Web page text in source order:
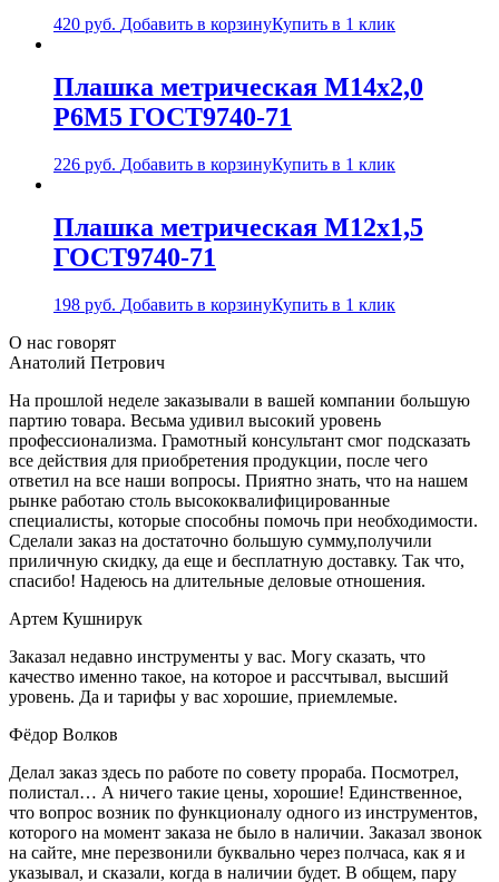
420 руб. Добавить в корзинуКупить в 1 клик
Плашка метрическая М14х2,0
Р6М5 ГОСТ9740-71
226 руб. Добавить в корзинуКупить в 1 клик
Плашка метрическая М12х1,5
ГОСТ9740-71
198 руб. Добавить в корзинуКупить в 1 клик
О нас говорят
Анатолий Петрович
На прошлой неделе заказывали в вашей компании большую
партию товара. Весьма удивил высокий уровень
профессионализма. Грамотный консультант смог подсказать
все действия для приобретения продукции, после чего
ответил на все наши вопросы. Приятно знать, что на нашем
рынке работаю столь высококвалифицированные
специалисты, которые способны помочь при необходимости.
Сделали заказ на достаточно большую сумму,получили
приличную скидку, да еще и бесплатную доставку. Так что,
спасибо! Надеюсь на длительные деловые отношения.
Артем Кушнирук
Заказал недавно инструменты у вас. Могу сказать, что
качество именно такое, на которое и рассчтывал, высший
уровень. Да и тарифы у вас хорошие, приемлемые.
Фёдор Волков
Делал заказ здесь по работе по совету прораба. Посмотрел,
полистал… А ничего такие цены, хорошие! Единственное,
что вопрос возник по функционалу одного из инструментов,
которого на момент заказа не было в наличии. Заказал звонок
на сайте, мне перезвонили буквально через полчаса, как я и
указывал, и сказали, когда в наличии будет. В общем, пару